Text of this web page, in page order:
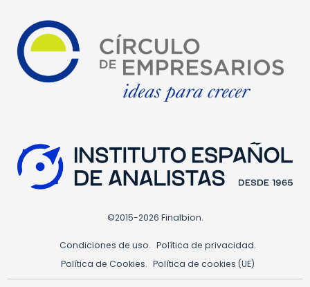
©2015-2026 Finalbion.
Condiciones de uso. Política de privacidad.
Política de Cookies. Política de cookies (UE)